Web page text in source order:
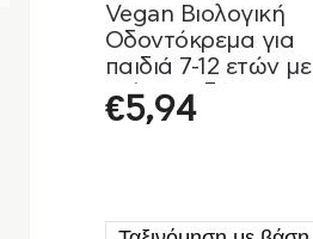
Vegan Βιολογική
Οδοντόκρεμα για
παιδιά 7-12 ετών με
Γεύση Ροδάκινο
Buccotherm 50ml
€5,94